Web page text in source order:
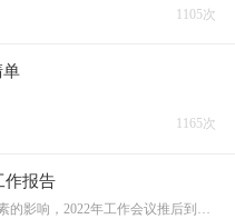
1105次
单
1165次
作报告